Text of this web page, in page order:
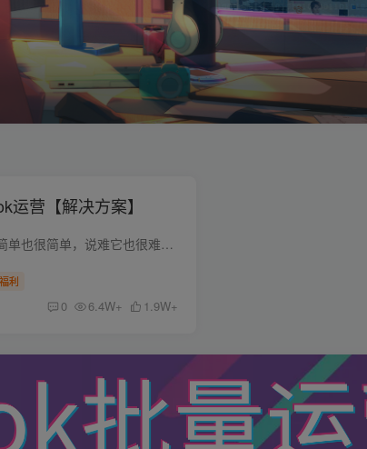
运营【解决方案】
其实运营TikTok，说简单也很简单，说难它也很难。 简单说，就四点（关键性的问题）： 1.TK运营环境的问题（运营设备） 2.TK运营线路的问题（网络环境） 3.TK内容输出的问题（剪辑拍摄） 4.TK项...
利
0 6.4W+ 1.9W+